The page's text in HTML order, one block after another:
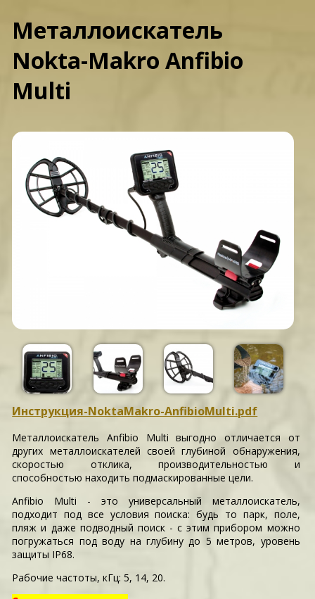
Металлоискатель
Nokta-Makro Anfibio
Multi
Инструкция-NoktaMakro-AnfibioMulti.pdf
Металлоискатель Anfibio Multi выгодно отличается от
других металлоискателей своей глубиной обнаружения,
скоростью отклика, производительностью и
способностью находить подмаскированные цели.
Anfibio Multi - это универсальный металлоискатель,
подходит под все условия поиска: будь то парк, поле,
пляж и даже подводный поиск - с этим прибором можно
погружаться под воду на глубину до 5 метров, уровень
защиты IP68.
Рабочие частоты, кГц: 5, 14, 20.